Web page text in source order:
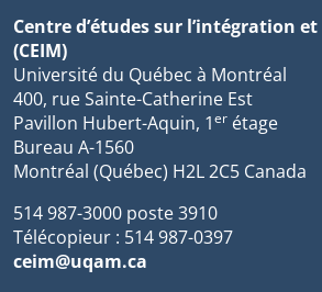
Centre d’études sur l’intégration
(CEIM)
Université du Québec à Montréal
400, rue Sainte-Catherine Est
Pavillon Hubert-Aquin, 1er étage
Bureau A-1560
Montréal (Québec) H2L 2C5 Canada
514 987-3000 poste 3910
Télécopieur : 514 987-0397
ceim@uqam.ca